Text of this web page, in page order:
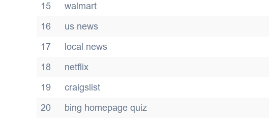
15
walmart
16
us news
17
local news
18
netflix
19
craigslist
20
bing homepage quiz